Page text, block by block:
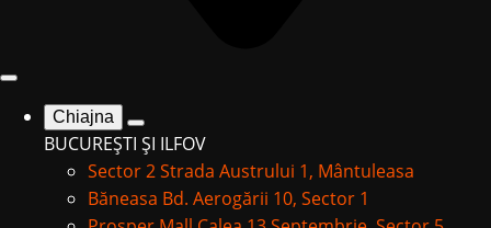
Chiajna
BUCUREȘTI ȘI ILFOV
Sector 2Strada Austrului 1, Mântuleasa
Băneasa Bd. Aerogării 10, Sector 1